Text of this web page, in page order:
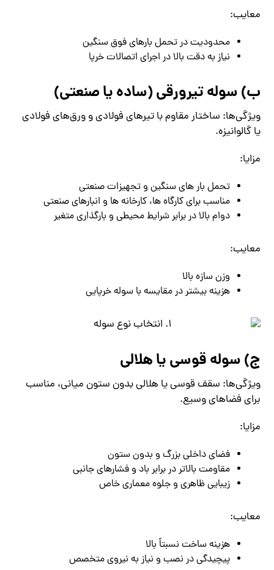
معایب:
محدودیت در تحمل بارهای فوق سنگین
نیاز به دقت بالا در اجرای اتصالات خرپا
ب) سوله تیرورقی (ساده یا صنعتی)
ویژگی‌ها: ساختار مقاوم با تیرهای فولادی و ورق‌های فولادی
یا گالوانیزه.
مزایا:
تحمل بار های سنگین و تجهیزات صنعتی
مناسب برای کارگاه‌ ها، کارخانه‌ ها و انبارهای صنعتی
دوام بالا در برابر شرایط محیطی و بارگذاری متغیر
معایب:
وزن سازه بالا
هزینه بیشتر در مقایسه با سوله خرپایی
ج) سوله قوسی یا هلالی
ویژگی‌ها: سقف قوسی یا هلالی بدون ستون میانی، مناسب
برای فضاهای وسیع.
مزایا:
فضای داخلی بزرگ و بدون ستون
مقاومت بالاتر در برابر باد و فشارهای جانبی
زیبایی ظاهری و جلوه معماری خاص
معایب:
هزینه ساخت نسبتاً بالا
پیچیدگی در نصب و نیاز به نیروی متخصص